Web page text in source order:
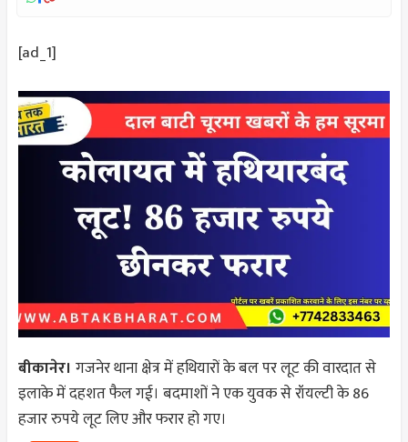
[ad_1]
बीकानेर। गजनेर थाना क्षेत्र में हथियारों के बल पर लूट की वारदात से
इलाके में दहशत फैल गई। बदमाशों ने एक युवक से रॉयल्टी के 86
हजार रुपये लूट लिए और फरार हो गए।